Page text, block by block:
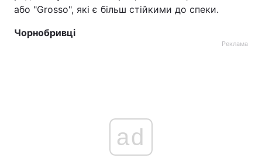
або "Grosso", які є більш стійкими до спеки.
Чорнобривці
Реклама
ad